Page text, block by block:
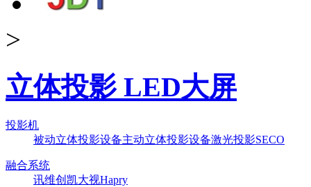
>
立体投影 LED大屏
投影机
被动立体投影设备主动立体投影设备激光投影SECO
融合系统
讯维创凯大视Hapry